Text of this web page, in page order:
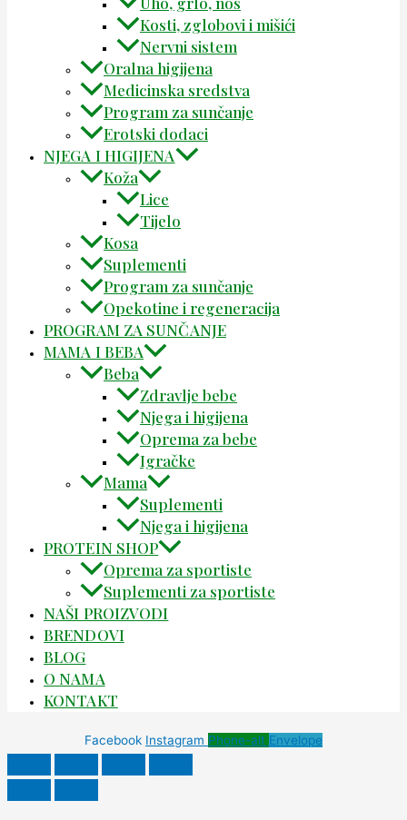
Kosti, zglobovi i mišići
Nervni sistem
Oralna higijena
Medicinska sredstva
Program za sunčanje
Erotski dodaci
NJEGA I HIGIJENA
Koža
Lice
Tijelo
Kosa
Suplementi
Program za sunčanje
Opekotine i regeneracija
PROGRAM ZA SUNČANJE
MAMA I BEBA
Beba
Zdravlje bebe
Njega i higijena
Oprema za bebe
Igračke
Mama
Suplementi
Njega i higijena
PROTEIN SHOP
Oprema za sportiste
Suplementi za sportiste
NAŠI PROIZVODI
BRENDOVI
BLOG
O NAMA
KONTAKT
Facebook Instagram Phone-alt Envelope